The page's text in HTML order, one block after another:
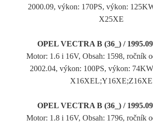
2000.09, výkon: 170PS, výkon:
X25XE
OPEL VECTRA B (36_) /
Motor: 1.6 i 16V, Obsah: 1598, ročník
2002.04, výkon: 100PS, výkon:
X16XEL;Y16XE;Z16XE
OPEL VECTRA B (36_) /
Motor: 1.8 i 16V, Obsah: 1796, ročník